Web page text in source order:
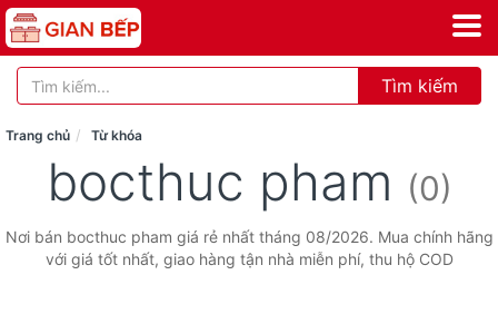
Tìm kiếm
Trang chủ Từ khóa
bocthuc pham (0)
Nơi bán bocthuc pham giá rẻ nhất tháng 08/2026. Mua chính hãng
với giá tốt nhất, giao hàng tận nhà miễn phí, thu hộ COD